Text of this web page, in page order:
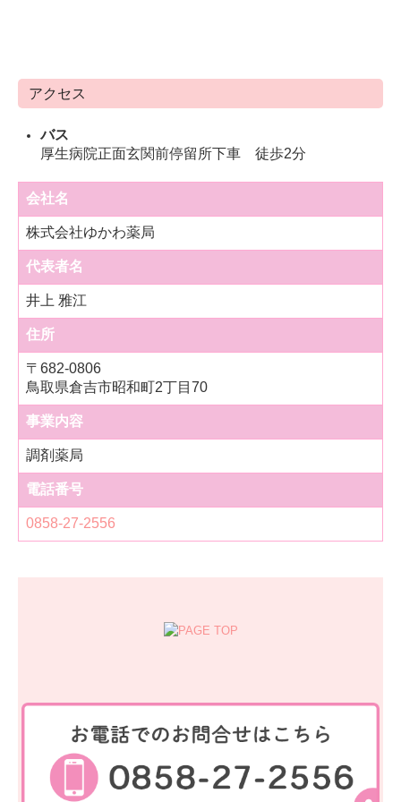
アクセス
バス
厚生病院正面玄関前停留所下車 徒歩2分
会社名
株式会社ゆかわ薬局
代表者名
井上 雅江
住所
〒 682-0806
鳥取県倉吉市昭和町2丁目70
事業内容
調剤薬局
電話番号
0858-27-2556